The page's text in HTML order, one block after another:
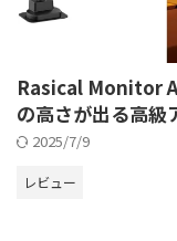
Rasical Monitor
の高さが出る高級
2025/7/9
レビュー